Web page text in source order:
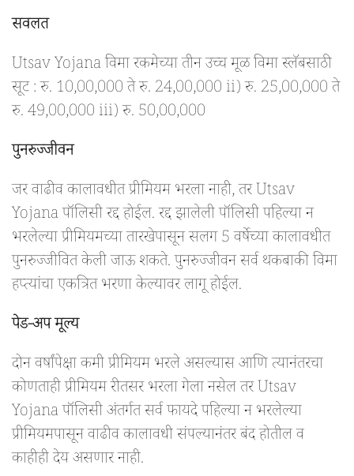
सवलत
Utsav Yojana विमा रकमेच्या तीन उच्च मूळ विमा स्लॅबसाठी
सूट : रु. 10,00,000 ते रु. 24,00,000 ii) रु. 25,00,000 ते
रु. 49,00,000 iii) रु. 50,00,000
पुनरुज्जीवन
जर वाढीव कालावधीत प्रीमियम भरला नाही, तर Utsav
Yojana पॉलिसी रद्द होईल. रद्द झालेली पॉलिसी पहिल्या न
भरलेल्या प्रीमियमच्या तारखेपासून सलग 5 वर्षेच्या कालावधीत
पुनरुज्जीवित केली जाऊ शकते. पुनरुज्जीवन सर्व थकबाकी विमा
हप्त्यांचा एकत्रित भरणा केल्यावर लागू होईल.
पेड-अप मूल्य
दोन वर्षांपेक्षा कमी प्रीमियम भरले असल्यास आणि त्यानंतरचा
कोणताही प्रीमियम रीतसर भरला गेला नसेल तर Utsav
Yojana पॉलिसी अंतर्गत सर्व फायदे पहिल्या न भरलेल्या
प्रीमियमपासून वाढीव कालावधी संपल्यानंतर बंद होतील व
काहीही देय असणार नाही.